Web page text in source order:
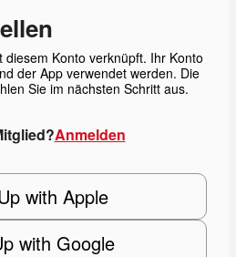
diesem Konto verknüpft. Ihr Konto
der App verwendet werden. Die
Sie im nächsten Schritt aus.
Anmelden
with Apple
with Google